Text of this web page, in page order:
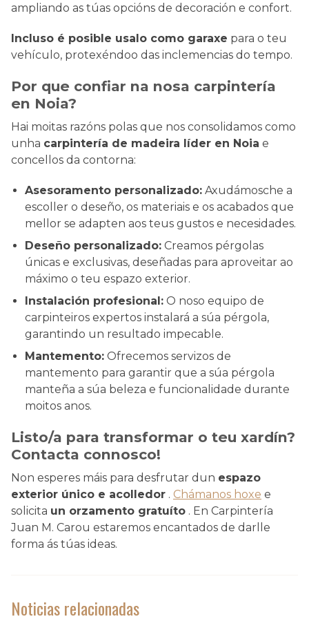
ampliando as túas opcións de decoración e confort.
Incluso é posible usalo como garaxe para o teu
vehículo, protexéndoo das inclemencias do tempo.
Por que confiar na nosa carpintería
en Noia?
Hai moitas razóns polas que nos consolidamos como
unha carpintería de madeira líder en Noia e
concellos da contorna:
Asesoramento personalizado: Axudámosche a
escoller o deseño, os materiais e os acabados que
mellor se adapten aos teus gustos e necesidades.
Deseño personalizado: Creamos pérgolas
únicas e exclusivas, deseñadas para aproveitar ao
máximo o teu espazo exterior.
Instalación profesional: O noso equipo de
carpinteiros expertos instalará a súa pérgola,
garantindo un resultado impecable.
Mantemento: Ofrecemos servizos de
mantemento para garantir que a súa pérgola
manteña a súa beleza e funcionalidade durante
moitos anos.
Listo/a para transformar o teu xardín?
Contacta connosco!
Non esperes máis para desfrutar dun espazo
exterior único e acolledor . Chámanos hoxe e
solicita un orzamento gratuíto . En Carpintería
Juan M. Carou estaremos encantados de darlle
forma ás túas ideas.
Noticias relacionadas